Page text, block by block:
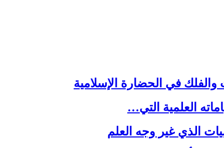
في الحضارة الإسلامية
العلمية التي…
الذي غير وجه العلم